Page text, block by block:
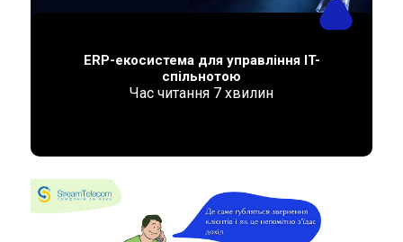
ERP-екосистема для управління IT-
спільнотою
Час читання 7 хвилин